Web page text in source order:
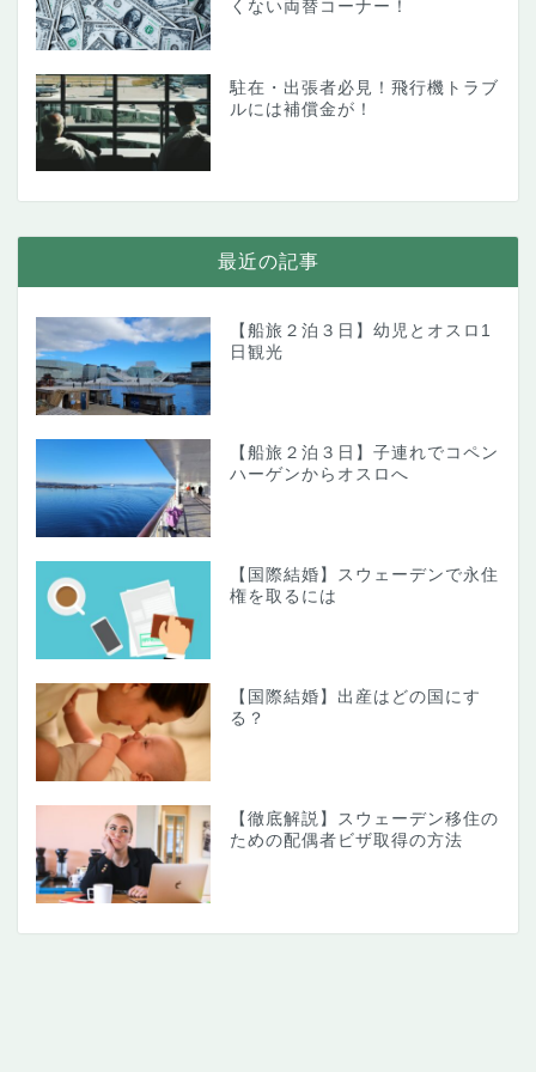
くない両替コーナー！
駐在・出張者必見！飛行機トラブ
ルには補償金が！
最近の記事
【船旅２泊３日】幼児とオスロ1
日観光
【船旅２泊３日】子連れでコペン
ハーゲンからオスロへ
【国際結婚】スウェーデンで永住
権を取るには
【国際結婚】出産はどの国にす
る？
【徹底解説】スウェーデン移住の
ための配偶者ビザ取得の方法